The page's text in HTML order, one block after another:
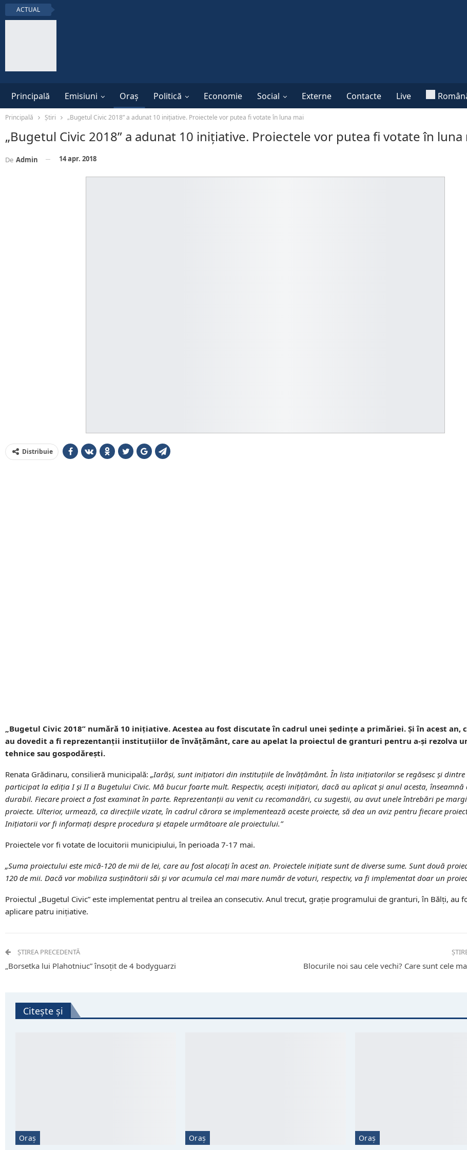
ACTUAL
Principală Emisiuni Oraș Politică Economie Social Externe Contacte Live
Principală Știri „Bugetul Civic 2018” a adunat 10 inițiative. Proiectele vor putea fi votate în luna mai
„Bugetul Civic 2018” a adunat 10 inițiative. Proiectele vor putea fi votate în luna
De Admin 14 apr. 2018
Distribuie
„Bugetul Civic 2018” numără 10 inițiative. Acestea au fost discutate în cadrul unei ședințe a primăriei. Și în acest an,
au dovedit a fi reprezentanții instituțiilor de învățământ, care au apelat la proiectul de granturi pentru a-și rezolva
tehnice sau gospodărești.
Renata Grădinaru, consilieră municipală: „Iarăși, sunt inițiatori din instituțiile de învățământ. În lista inițiatorilor se regăsesc și dintre
participat la ediția I și II a Bugetului Civic. Mă bucur foarte mult. Respectiv, acești inițiatori, dacă au aplicat și anul acesta, înseamnă
durabil. Fiecare proiect a fost examinat în parte. Reprezentanții au venit cu recomandări, cu sugestii, au avut unele întrebări pe
proiecte. Ulterior, urmează, ca direcțiile vizate, în cadrul cărora se implementează aceste proiecte, să dea un aviz pentru fiecare
Inițiatorii vor fi informați despre procedura și etapele următoare ale proiectului.”
Proiectele vor fi votate de locuitorii municipiului, în perioada 7-17 mai.
„Suma proiectului este mică-120 de mii de lei, care au fost alocați în acest an. Proiectele inițiate sunt de diverse sume. Sunt două
120 de mii. Dacă vor mobiliza susținătorii săi și vor acumula cel mai mare număr de voturi, respectiv, va fi implementat doar un
Proiectul „Bugetul Civic” este implementat pentru al treilea an consecutiv. Anul trecut, grație programului de granturi, în Bălți, au
aplicare patru inițiative.
ȘTIREA PRECEDENTĂ
„Borsetka lui Plahotniuc” însoțit de 4 bodyguarzi
Blocurile noi sau cele vechi? Care sunt cele
Citește și
Oraș Oraș Oraș